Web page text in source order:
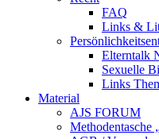
FAQ
Links &
Elterntalk
Sexuelle
Links
Material
AJS FORUM
Methodentasche